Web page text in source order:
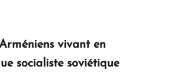
vivant en
socialiste soviétique